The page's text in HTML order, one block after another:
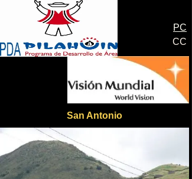
PC
San Antonio
CC